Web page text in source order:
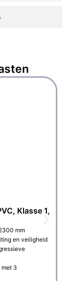
Klasse 1,
mm
en veiligheid
3